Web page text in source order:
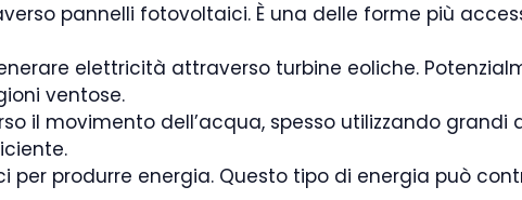
pannelli fotovoltaici. È una delle forme più
elettricità attraverso turbine eoliche.
ventose.
il movimento dell’acqua, spesso utilizzando grandi
per produrre energia. Questo tipo di energia può